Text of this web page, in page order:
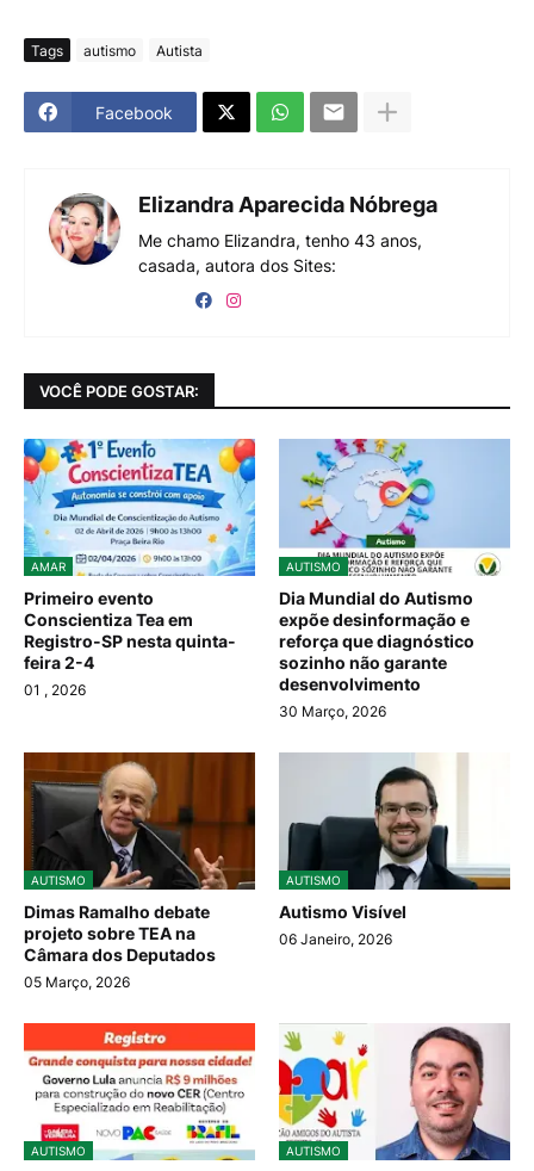
Tags autismo Autista
Facebook
Elizandra Aparecida Nóbrega
Me chamo Elizandra, tenho 43 anos,
casada, autora dos Sites:
VOCÊ PODE GOSTAR:
AMAR
Primeiro evento
Conscientiza Tea em
Registro-SP nesta quinta-
feira 2-4
01 , 2026
AUTISMO
Dia Mundial do Autismo
expõe desinformação e
reforça que diagnóstico
sozinho não garante
desenvolvimento
30 Março, 2026
AUTISMO
Dimas Ramalho debate
projeto sobre TEA na
Câmara dos Deputados
05 Março, 2026
AUTISMO
Autismo Visível
06 Janeiro, 2026
AUTISMO AUTISMO